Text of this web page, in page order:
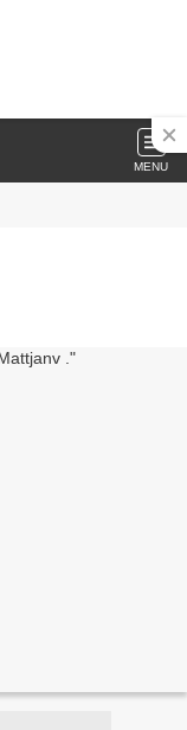
MENU